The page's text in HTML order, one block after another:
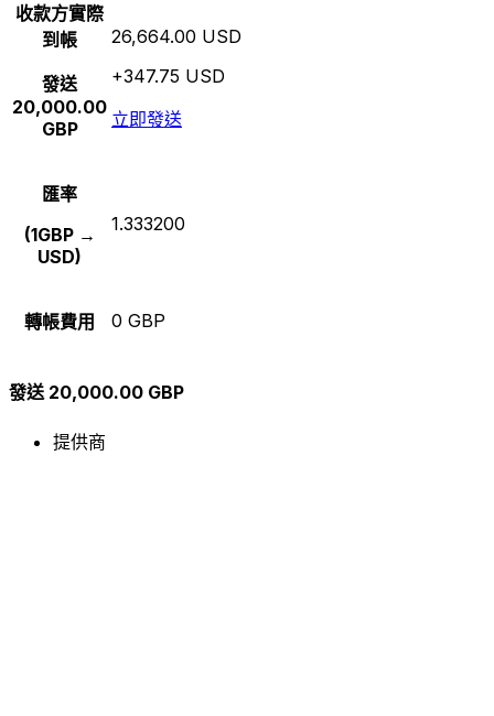
收款方實際
到帳
發送
20,000.00
GBP
26,664.00 USD
+347.75 USD
立即發送
匯率
(1GBP →
USD)
1.333200
轉帳費用 0 GBP
發送 20,000.00 GBP
提供商